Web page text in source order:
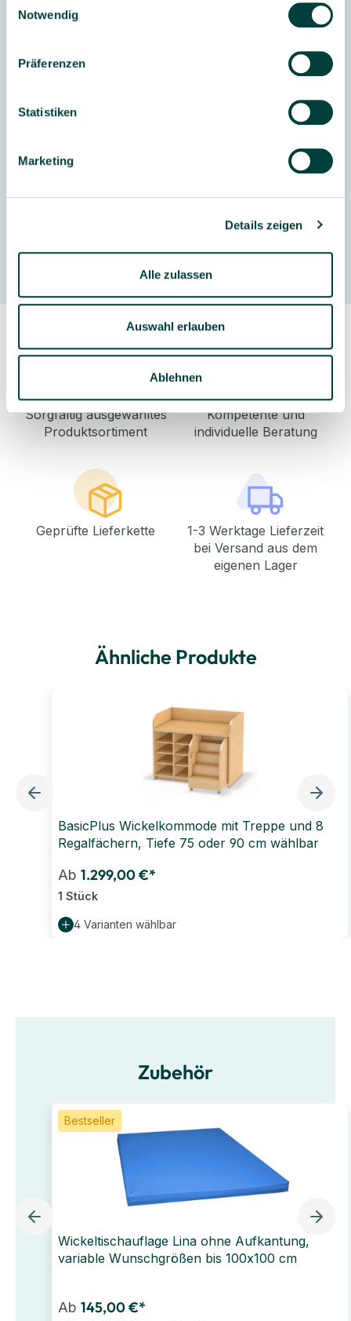
schutz­erklärung
Notwendig
Präferenzen
Statistiken
Marketing
Details zeigen
Alle zulassen
Auswahl erlauben
Ablehnen
Lieferumfang: 1 Wickeltisch inkl. Schubladen und
Lieferung & Montage: zum Selbstaufbau
Sorgfältig ausgewähltes
Produktsortiment
Kompetente und
individuelle Beratung
Geprüfte Lieferkette
1-3 Werktage Lieferzeit
bei Versand aus dem
eigenen Lager
Ähnliche Produkte
BasicPlus Wickelkommode mit Treppe und 8
Regalfächern, Tiefe 75 oder 90 cm wählbar
Ab 1.299,00 €*
1 Stück
4 Varianten wählbar
Zubehör
Bestseller
Wickeltischauflage Lina ohne Aufkantung,
variable Wunschgrößen bis 100x100 cm
Ab 145,00 €*